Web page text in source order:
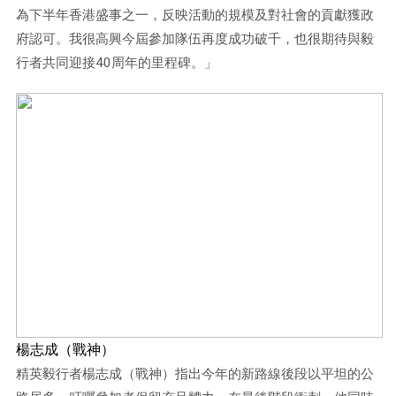
為下半年香港盛事之一，反映活動的規模及對社會的貢獻獲政
府認可。我很高興今屆參加隊伍再度成功破千，也很期待與毅
行者共同迎接40 周年的里程碑。」
楊志成（戰神）
精英毅行者楊志成（戰神）指出今年的新路線後段以平坦的公